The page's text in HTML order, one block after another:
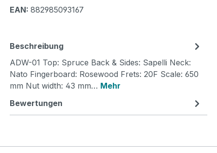
EAN: 882985093167
Beschreibung
ADW-01 Top: Spruce Back & Sides: Sapelli Neck:
Nato Fingerboard: Rosewood Frets: 20F Scale: 650
mm Nut width: 43 mm… Mehr
Bewertungen